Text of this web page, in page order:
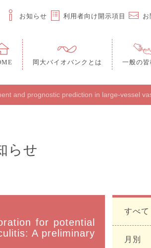
岡大バイオバンクとは 一般の皆
ご協力の
お知らせ 利用者向け開示項目 お
and prognostic prediction in large-vessel
らせ
for potential
A preliminary
すべて
月別